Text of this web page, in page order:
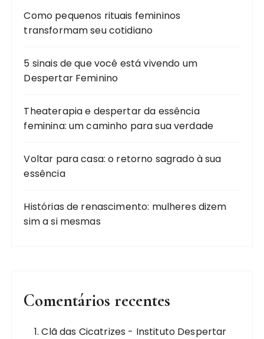
Como pequenos rituais femininos
transformam seu cotidiano
5 sinais de que você está vivendo um
Despertar Feminino
Theaterapia e despertar da essência
feminina: um caminho para sua verdade
Voltar para casa: o retorno sagrado à sua
essência
Histórias de renascimento: mulheres dizem
sim a si mesmas
Comentários recentes
Clã das Cicatrizes - Instituto Despertar